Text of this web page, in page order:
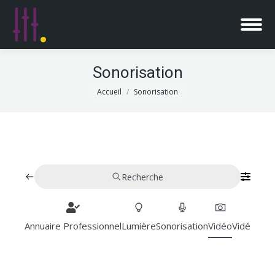
Sonorisation
Vous êtes ici :
Accueil Sonorisation
Recherche
Annuaire ProfessionnelLumièreSonorisationVidéo